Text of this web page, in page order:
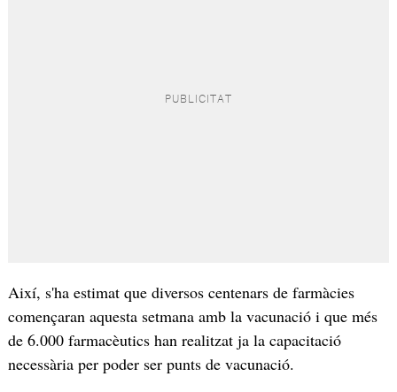
Així, s'ha estimat que diversos centenars de farmàcies
començaran aquesta setmana amb la vacunació i que més
de 6.000 farmacèutics han realitzat ja la capacitació
necessària per poder ser punts de vacunació.